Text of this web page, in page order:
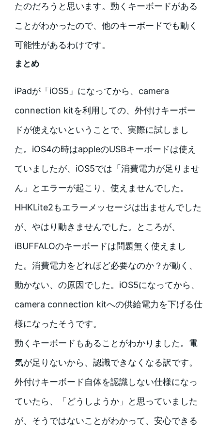
たのだろうと思います。動くキーボードがある
ことがわかったので、他のキーボードでも動く
可能性があるわけです。
まとめ
iPadが「iOS5」になってから、camera
connection kitを利用しての、外付けキーボー
ドが使えないということで、実際に試しまし
た。iOS4の時はappleのUSBキーボードは使え
ていましたが、iOS5では「消費電力が足りませ
ん」とエラーが起こり、使えませんでした。
HHKLite2もエラーメッセージは出ませんでした
が、やはり動きませんでした。ところが、
iBUFFALOのキーボードは問題無く使えまし
た。消費電力をどれほど必要なのか？が動く、
動かない、の原因でした。iOS5になってから、
camera connection kitへの供給電力を下げる仕
様になったそうです。
動くキーボードもあることがわかりました。電
気が足りないから、認識できなくなる訳です。
外付けキーボード自体を認識しない仕様になっ
ていたら、「どうしようか」と思っていました
が、そうではないことがわかって、安心できる